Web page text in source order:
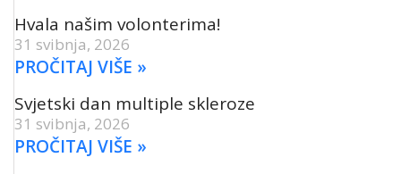
Hvala našim volonterima!
31 svibnja, 2026
PROČITAJ VIŠE »
Svjetski dan multiple skleroze
31 svibnja, 2026
PROČITAJ VIŠE »